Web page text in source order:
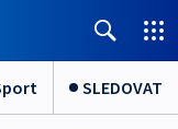
SLEDOVAT